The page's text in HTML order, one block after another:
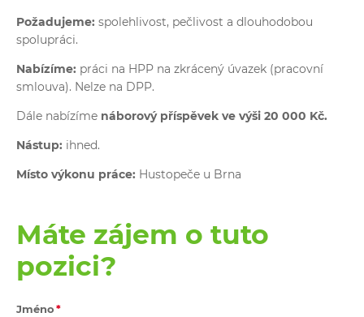
Požadujeme: spolehlivost, pečlivost a dlouhodobou
spolupráci.
Nabízíme: práci na HPP na zkrácený úvazek (pracovní
smlouva). Nelze na DPP.
Dále nabízíme náborový příspěvek ve výši 20 000 Kč.
Nástup: ihned.
Místo výkonu práce: Hustopeče u Brna
Máte zájem o tuto
pozici?
Jméno